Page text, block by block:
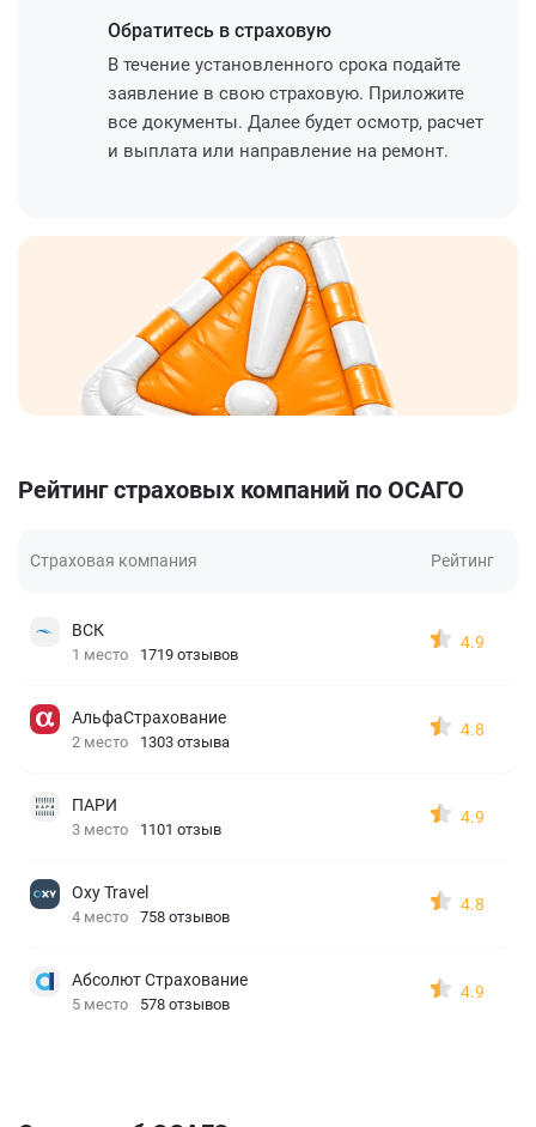
Обратитесь в страховую
В течение установленного срока подайте
заявление в свою страховую. Приложите
все документы. Далее будет осмотр, расчет
и выплата или направление на ремонт.
Рейтинг страховых компаний по ОСАГО
Страховая компания Рейтинг
ВСК
1 место 1719 отзывов
4.9
АльфаСтрахование
2 место 1303 отзыва
4.8
ПАРИ
3 место 1101 отзыв
4.9
Oxy Travel
4 место 758 отзывов
4.8
Абсолют Страхование
5 место 578 отзывов
4.9